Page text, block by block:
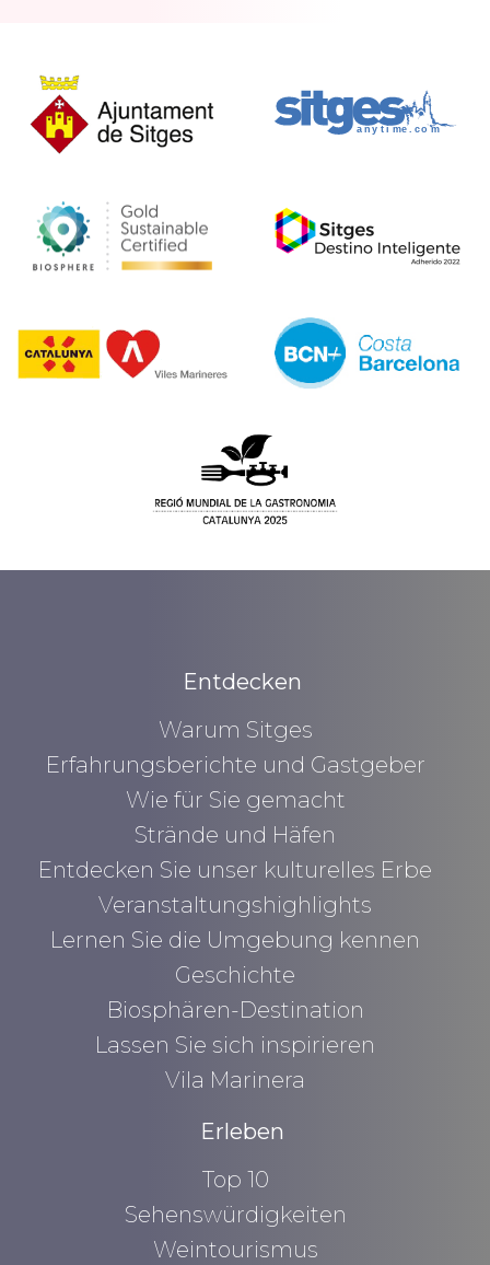
Entdecken
Warum Sitges
Erfahrungsberichte und Gastgeber
Wie für Sie gemacht
Strände und Häfen
Entdecken Sie unser kulturelles Erbe
Veranstaltungshighlights
Lernen Sie die Umgebung kennen
Geschichte
Biosphären-Destination
Lassen Sie sich inspirieren
Vila Marinera
Erleben
Top 10
Sehenswürdigkeiten
Weintourismus